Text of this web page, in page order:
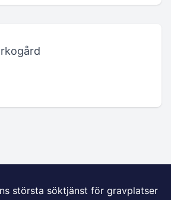
största söktjänst för gravplatser